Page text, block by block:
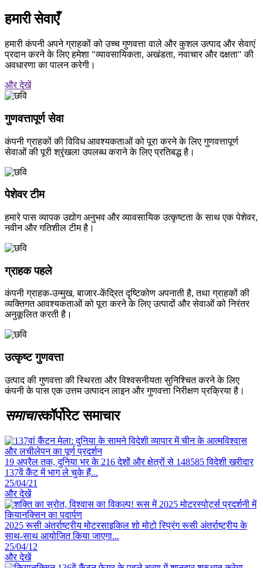
हमारी सेवाएँ
हमारी कंपनी अपने ग्राहकों को उच्च गुणवत्ता वाले और कुशल उत्पाद और सेवाएं
प्रदान करने के लिए हमेशा "व्यावसायिकता, अखंडता, नवाचार और दक्षता" की
अवधारणा का पालन करेगी।
और देखें
गुणवत्तापूर्ण सेवा
कंपनी ग्राहकों की विविध आवश्यकताओं को पूरा करने के लिए गुणवत्तापूर्ण
सेवाओं की पूरी श्रृंखला उपलब्ध कराने के लिए प्रतिबद्ध है।
पेशेवर टीम
हमारे पास व्यापक उद्योग अनुभव और व्यावसायिक उत्कृष्टता के साथ एक पेशेवर,
नवीन और गतिशील टीम है।
ग्राहक पहले
कंपनी ग्राहक-उन्मुख, बाजार-केंद्रित दृष्टिकोण अपनाती है, तथा ग्राहकों की
व्यक्तिगत आवश्यकताओं को पूरा करने के लिए उत्पादों और सेवाओं को निरंतर
अनुकूलित करती है।
उत्कृष्ट गुणवत्ता
उत्पाद की गुणवत्ता की स्थिरता और विश्वसनीयता सुनिश्चित करने के लिए
कंपनी के पास एक उत्तम उत्पादन लाइन और गुणवत्ता निरीक्षण प्रक्रिया है।
समाचारकॉर्पोरेट समाचार
19 अप्रैल तक, दुनिया भर के 216 देशों और क्षेत्रों से 148585 विदेशी खरीदार
137वें कैंट में भाग ले चुके हैं...
25/04/21
और देखें
2025 रूसी अंतर्राष्ट्रीय मोटरसाइकिल शो मोटो स्प्रिंग रूसी अंतर्राष्ट्रीय के
साथ-साथ आयोजित किया जाएगा...
25/04/12
और देखें